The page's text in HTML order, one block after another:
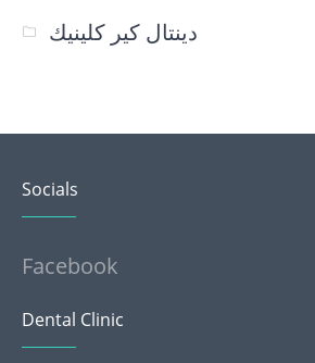
دينتال كير كلينيك
Socials
Facebook
Dental Clinic